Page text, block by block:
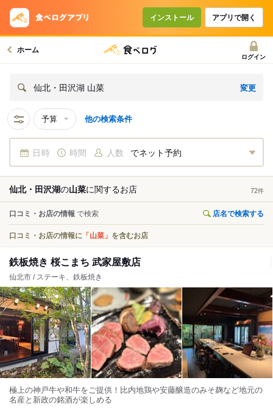
インストール アプリで開く
ホーム
ログイン
仙北・田沢湖 山菜 変更
予算 他の検索条件
日時 時間 人数 でネット予約
仙北・田沢湖の山菜に関するお店 72件
口コミ・お店の情報 で検索 店名で検索する
口コミ・お店の情報に 「山菜」 を含むお店
鉄板焼き 桜こまち 武家屋敷店
仙北市 / ステーキ、鉄板焼き
極上の神戸牛や和牛をご提供！比内地鶏や安藤醸造のみそ麹など地元の
名産と新政の銘酒が楽しめる